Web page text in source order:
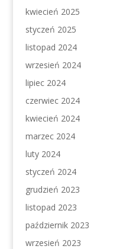
kwiecień 2025
styczeń 2025
listopad 2024
wrzesień 2024
lipiec 2024
czerwiec 2024
kwiecień 2024
marzec 2024
luty 2024
styczeń 2024
grudzień 2023
listopad 2023
październik 2023
wrzesień 2023